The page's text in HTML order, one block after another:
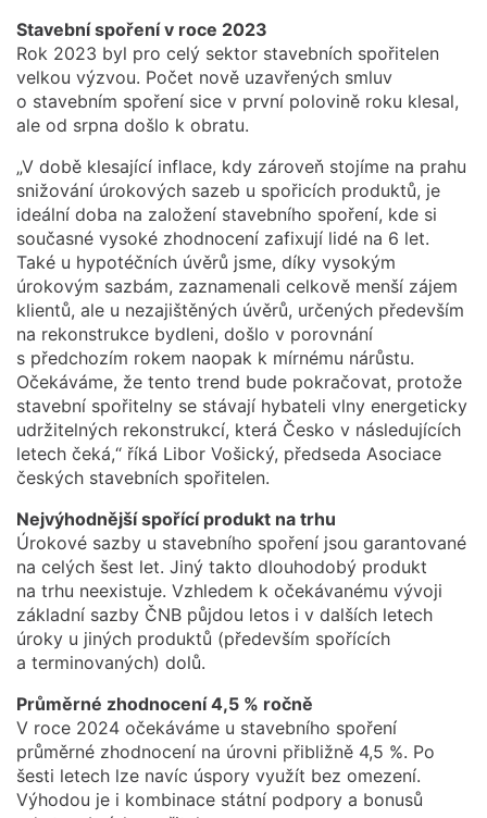
Stavební spoření v roce 2023
Rok 2023 byl pro celý sektor stavebních spořitelen
velkou výzvou. Počet nově uzavřených smluv
o stavebním spoření sice v první polovině roku klesal,
ale od srpna došlo k obratu.
„V době klesající inflace, kdy zároveň stojíme na prahu
snižování úrokových sazeb u spořicích produktů, je
ideální doba na založení stavebního spoření, kde si
současné vysoké zhodnocení zafixují lidé na 6 let.
Také u hypotéčních úvěrů jsme, díky vysokým
úrokovým sazbám, zaznamenali celkově menší zájem
klientů, ale u nezajištěných úvěrů, určených především
na rekonstrukce bydleni, došlo v porovnání
s předchozím rokem naopak k mírnému nárůstu.
Očekáváme, že tento trend bude pokračovat, protože
stavební spořitelny se stávají hybateli vlny energeticky
udržitelných rekonstrukcí, která Česko v následujících
letech čeká,“ říká Libor Vošický, předseda Asociace
českých stavebních spořitelen.
Nejvýhodnější spořící produkt na trhu
Úrokové sazby u stavebního spoření jsou garantované
na celých šest let. Jiný takto dlouhodobý produkt
na trhu neexistuje. Vzhledem k očekávanému vývoji
základní sazby ČNB půjdou letos i v dalších letech
úroky u jiných produktů (především spořících
a terminovaných) dolů.
Průměrné zhodnocení 4,5 % ročně
V roce 2024 očekáváme u stavebního spoření
průměrné zhodnocení na úrovni přibližně 4,5 %. Po
šesti letech lze navíc úspory využít bez omezení.
Výhodou je i kombinace státní podpory a bonusů